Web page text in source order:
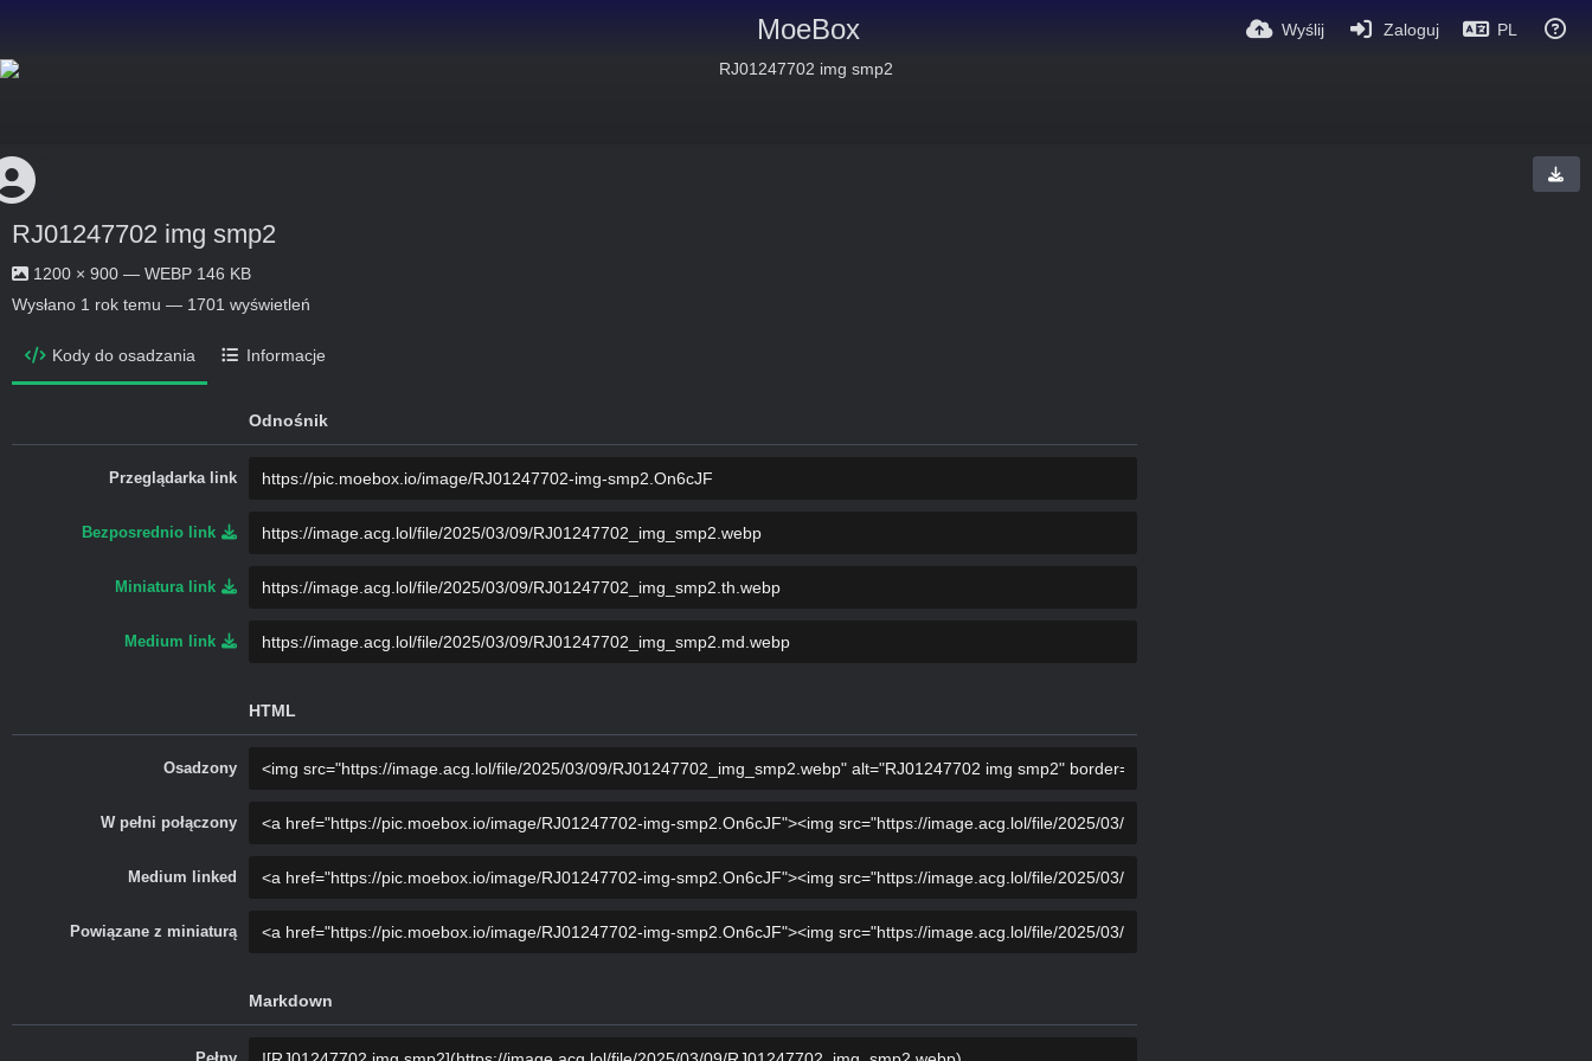
MoeBox Wyślij Zaloguj PL
RJ01247702 img smp2
1200 × 900 — WEBP 146 KB
Wysłano 1 rok temu — 1701 wyświetleń
Kody do osadzania Informacje
Odnośnik
Przeglądarka link
Bezposrednio link
Miniatura link
Medium link
HTML
Osadzony
W pełni połączony
Medium linked
Powiązane z miniaturą
Markdown